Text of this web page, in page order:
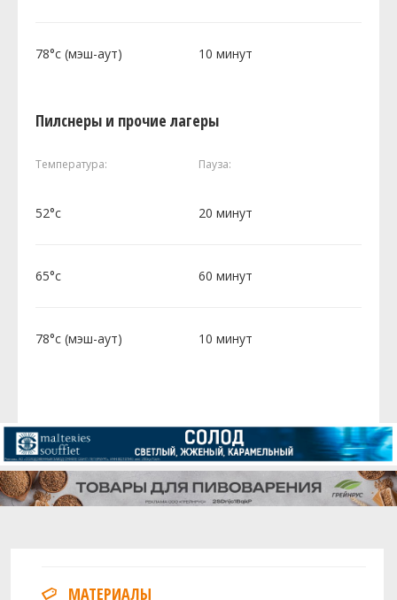
78°c (мэш-аут) 10 минут
Пилснеры и прочие лагеры
Температура: Пауза:
52°c 20 минут
65°c 60 минут
78°c (мэш-аут) 10 минут
МАТЕРИАЛЫ